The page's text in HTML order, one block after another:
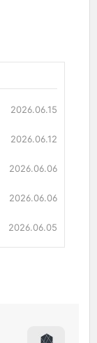
2026.06.15
2026.06.12
2026.06.06
2026.06.06
2026.06.05